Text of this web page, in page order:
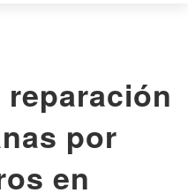
por
en